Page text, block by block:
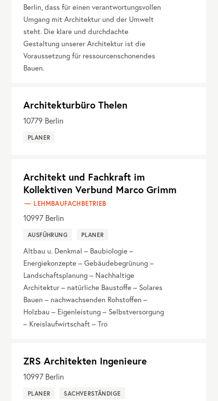
Berlin, dass für einen verantwortungsvollen
Umgang mit Architektur und der Umwelt
steht. Die klare und durchdachte
Gestaltung unserer Architektur ist die
Voraussetzung für ressourcenschonendes
Bauen.
Architekturbüro Thelen
10779 Berlin
PLANER
Architekt und Fachkraft im
Kollektiven Verbund Marco Grimm
LEHMBAUFACHBETRIEB
10997 Berlin
AUSFÜHRUNG PLANER
Altbau u. Denkmal – Baubiologie –
Energiekonzepte – Gebäudebegrünung –
Landschaftsplanung – Nachhaltige
Architektur – natürliche Baustoffe – Solares
Bauen – nachwachsenden Rohstoffen –
Holzbau – Eigenleistung – Selbstversorgung
– Kreislaufwirtschaft – Tro
ZRS Architekten Ingenieure
10997 Berlin
PLANER SACHVERSTÄNDIGE